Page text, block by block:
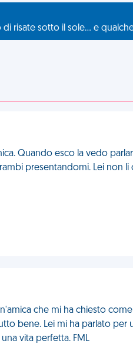
risate sotto il sole... e
Quando esco la vedo
presentandomi. Lei non
che mi ha chiesto
bene. Lei mi ha parlato
vita perfetta. FML